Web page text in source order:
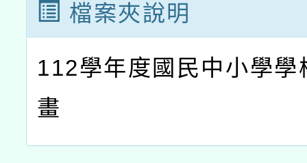
檔案夾說明
112學年度國民中小學學
畫